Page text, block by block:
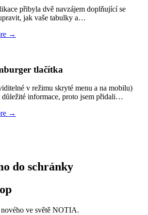
přibyla dvě navzájem doplňující se
jak vaše tabulky a…
→
tlačítka
v režimu skryté menu a na mobilu)
důležité informace, proto jsem přidali…
→
do schránky
nového ve světě NOTIA.